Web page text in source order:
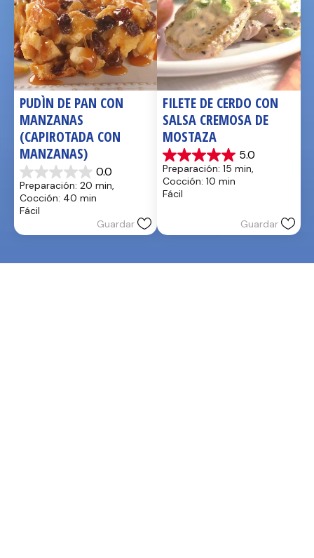
PUDÌN DE PAN CON
MANZANAS
(CAPIROTADA CON
MANZANAS)
0.0
0.0
de
5
estrellas.
Preparación: 20 min,
Cocción: 40 min
Fácil
Guardar
FILETE DE CERDO CON
SALSA CREMOSA DE
MOSTAZA
5.0
5.0
de
5
estrellas.
Preparación: 15 min,
Cocción: 10 min
Fácil
Guardar